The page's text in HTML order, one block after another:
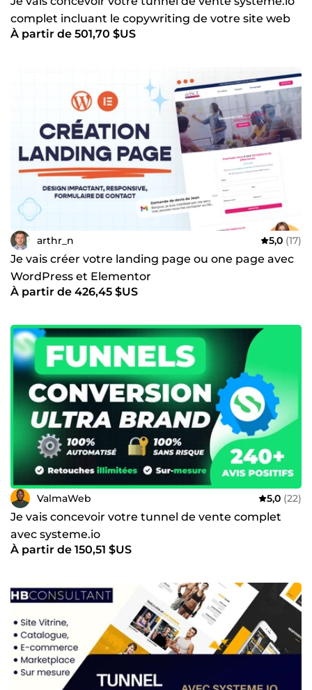
complet incluant le copywriting de votre site web
À partir de 501,70 $US
arthr_n 5,0 (17)
Je vais créer votre landing page ou one page avec
WordPress et Elementor
À partir de 426,45 $US
ValmaWeb 5,0 (22)
Je vais concevoir votre tunnel de vente complet
avec systeme.io
À partir de 150,51 $US